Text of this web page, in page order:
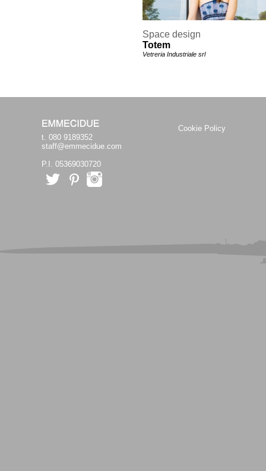
Space design
Totem
Vetreria Industriale srl
t. 080 9189352
staff@emmecidue.com
P.I. 05369030720
Cookie Policy